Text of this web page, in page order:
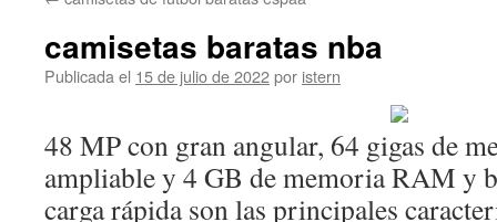
camisetas baratas nba
Publicada el 15 de julio de 2022por istern
48 MP con gran angular, 64 gigas de
ampliable y 4 GB de memoria RAM y
carga rápida son las principales